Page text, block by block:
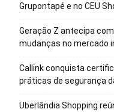
Grupontapé e no CEU
Geração Z antecipa
mudanças no mercado
Callink conquista
práticas de segurança
Uberlândia Shopping